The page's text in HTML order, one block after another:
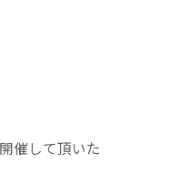
催して頂いた